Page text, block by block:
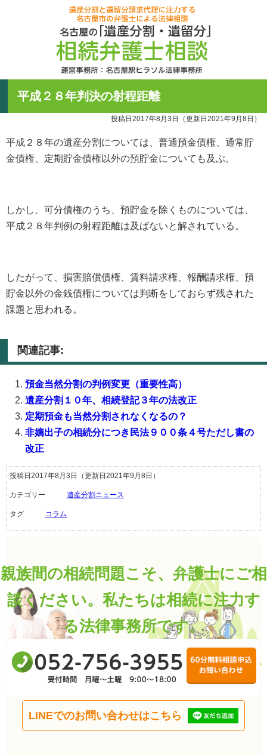
遺産分割と
052-756-
平成２８年判決の射程距離
投稿日2017年8月3日 （更新日2021年9月8日）
平成２８年の遺産分割については、普通預金債権、通常貯
金債権、定期貯金債権以外の預貯金についても及ぶ。
しかし、可分債権のうち、預貯金を除くものについては、
平成２８年判例の射程距離は及ばないと解されている。
したがって、損害賠償債権、賃料請求権、報酬請求権、預
貯金以外の金銭債権については判断をしておらず残された
課題と思われる。
関連記事:
預金当然分割の判例変更（重要性高）
遺産分割１０年、相続登記３年の法改正
定期預金も当然分割されなくなるの？
非嫡出子の相続分につき民法９００条４号ただし書の
改正
投稿日2017年8月3日 （更新日2021年9月8日）
カテゴリー 遺産分割ニュース
タグ コラム
親族間の相続問題こそ、弁護士にご相
談ください。私たちは相続に注力す
る法律事務所です。
LINEでのお問い合わせはこちら